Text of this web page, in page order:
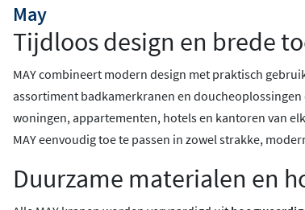
May
Tijdloos design en brede
MAY combineert modern design met praktisch
assortiment badkamerkranen en
woningen, appartementen, hotels en kantoren van
MAY eenvoudig toe te passen in zowel strakke,
Duurzame materialen en